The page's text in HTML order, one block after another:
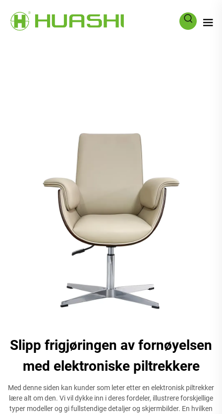
Slipp frigjøringen av fornøyelsen
med elektroniske piltrekkere
Med denne siden kan kunder som leter etter en elektronisk piltrekker
lære alt om den. Vi vil dykke inn i deres fordeler, illustrere forskjellige
typer modeller og gi fullstendige detaljer og skjermbilder. En hvilken